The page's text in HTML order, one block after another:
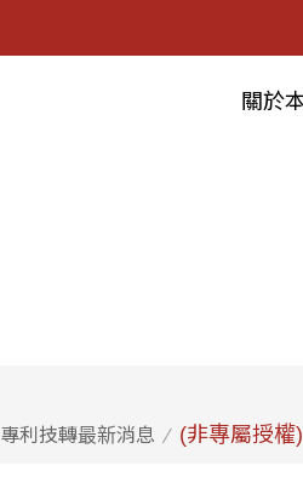
關於
專利技轉最新消息 (非專屬授